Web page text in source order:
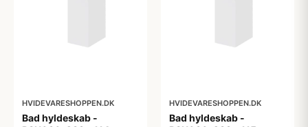
HVIDEVARESHOPPEN.DK
Bad hyldeskab -
HVIDEVARESHOPPEN.DK
Bad hyldeskab -